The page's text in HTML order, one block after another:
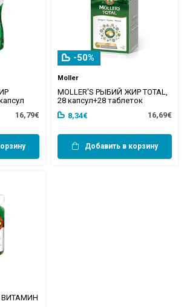
16,79€
-50%
Moller
MOLLER'S РЫБИЙ ЖИР TOTAL,
28 капсул+28 таблеток
8,34€
16,69€
Добавить в корзину
ВИТАМИН